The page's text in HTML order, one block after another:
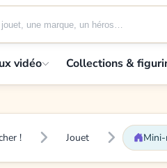
vidéo Collections &
! Jouet